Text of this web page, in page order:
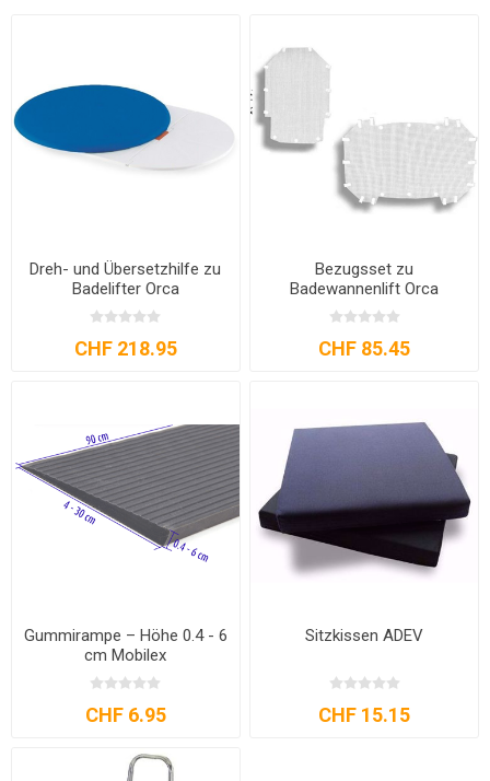
Dreh- und Übersetzhilfe zu
Badelifter Orca
CHF 218.95
Bezugsset zu
Badewannenlift Orca
CHF 85.45
Gummirampe – Höhe 0.4 - 6
cm Mobilex
CHF 6.95
Sitzkissen ADEV
CHF 15.15